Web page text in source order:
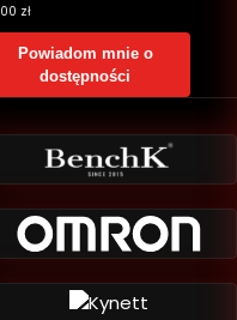
zł
Powiadom mnie o
dostępności